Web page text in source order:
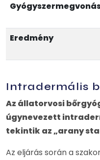
Eredmény
Intradermális
Az állatorvosi
úgynevezett
tekintik az „arany
Az eljárás során a